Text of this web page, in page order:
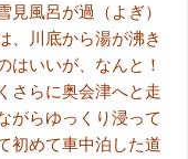
風呂が過（よぎ）
、川底から湯が沸き
はいいが、なんと！
さらに奥会津へと走
がらゆっくり浸って
初めて車中泊した道